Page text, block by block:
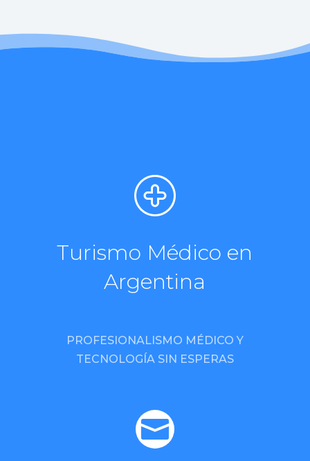
Turismo Médico en
Argentina
PROFESIONALISMO MÉDICO Y
TECNOLOGÍA SIN ESPERAS
